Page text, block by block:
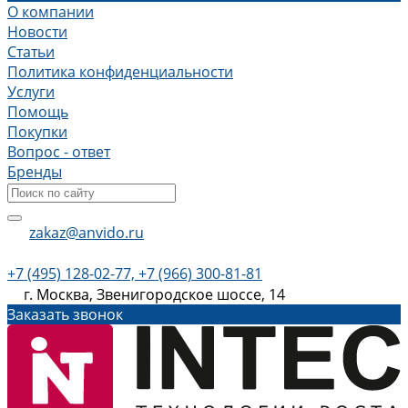
О компании
Новости
Статьи
Политика конфиденциальности
Услуги
Помощь
Покупки
Вопрос - ответ
Бренды
zakaz@anvido.ru
+7 (495) 128-02-77, +7 (966) 300-81-81
г. Москва, Звенигородское шоссе, 14
Заказать звонок